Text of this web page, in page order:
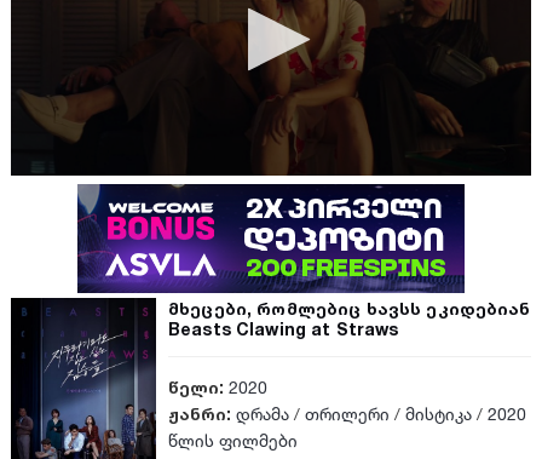
მხეცები, რომლებიც ხავსს ეკიდებიან
Beasts Clawing at Straws
წელი: 2020
ჟანრი: დრამა / თრილერი / მისტიკა / 2020
წლის ფილმები